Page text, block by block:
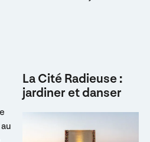
La Cité Radieuse :
jardiner et danser